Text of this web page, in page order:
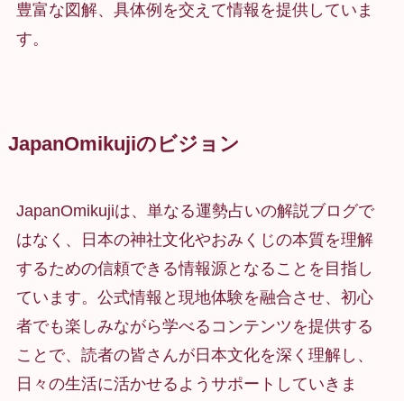
豊富な図解、具体例を交えて情報を提供していま
す。
JapanOmikujiのビジョン
JapanOmikujiは、単なる運勢占いの解説ブログで
はなく、日本の神社文化やおみくじの本質を理解
するための信頼できる情報源となることを目指し
ています。公式情報と現地体験を融合させ、初心
者でも楽しみながら学べるコンテンツを提供する
ことで、読者の皆さんが日本文化を深く理解し、
日々の生活に活かせるようサポートしていきま